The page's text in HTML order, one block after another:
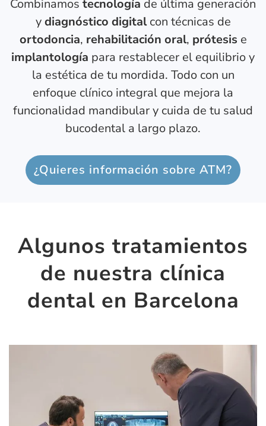
Combinamos tecnología de última generación
ydiagnóstico digitalcon técnicas de
ortodoncia, rehabilitación oral, prótesis e
implantología para restablecer el equilibrio y
la estética de tu mordida. Todo con un
enfoque clínico integral que mejora la
funcionalidad mandibular y cuida de tu salud
bucodental a largo plazo.
¿Quieres información sobre ATM?
Algunos tratamientos
de nuestra clínica
dental en Barcelona